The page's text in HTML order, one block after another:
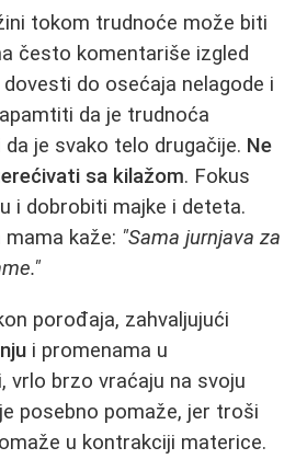
tokom trudnoće može biti
često komentariše izgled
do osećaja nelagode i
da je trudnoća
je svako telo drugačije. Ne
sa kilažom. Fokus
i dobrobiti majke i deteta.
mama kaže: "Sama jurnjava za
porođaja, zahvaljujući
i promenama u
vrlo brzo vraćaju na svoju
posebno pomaže, jer troši
u kontrakciji materice.